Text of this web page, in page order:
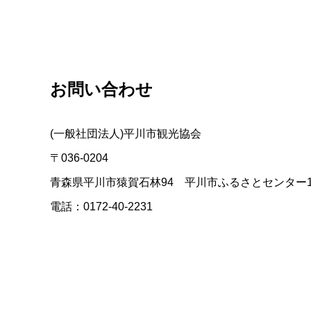
お問い合わせ
(一般社団法人)平川市観光協会
〒036-0204
青森県平川市猿賀石林94 平川市ふるさとセンター
電話：0172-40-2231